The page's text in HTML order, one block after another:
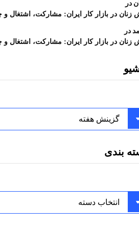
در
زنان در بازار کار ایران: مشارکت، اشتغال و
در
زنان در بازار کار ایران: مشارکت، اشتغال و
بندی